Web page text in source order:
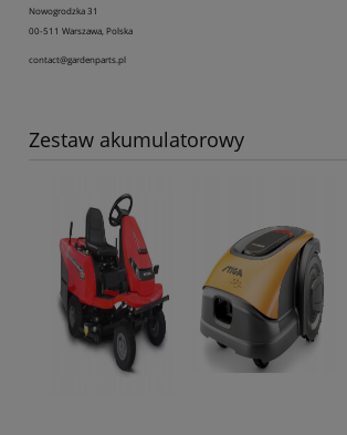
Nowogrodzka 31
00-511 Warszawa, Polska
contact@gardenparts.pl
Zestaw akumulatorowy